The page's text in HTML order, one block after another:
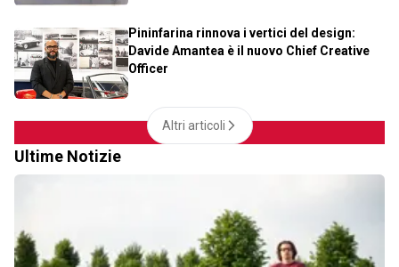
Pininfarina rinnova i vertici del design:
Davide Amantea è il nuovo Chief Creative
Officer
Altri articoli
Ultime Notizie